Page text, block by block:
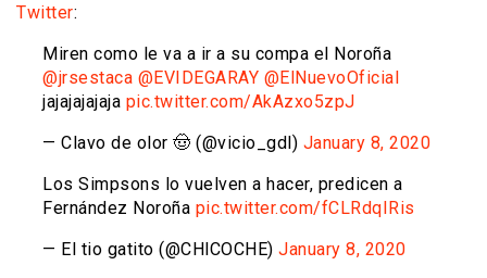
Twitter:
Miren como le va a ir a su compa el Noroña
@jrsestaca @EVIDEGARAY @ElNuevoOficial
jajajajajaja pic.twitter.com/AkAzxo5zpJ
— Clavo de olor 🤠 (@vicio_gdl) January 8, 2020
Los Simpsons lo vuelven a hacer, predicen a
Fernández Noroña pic.twitter.com/fCLRdqIRis
— El tio gatito (@CHlCOCHE) January 8, 2020